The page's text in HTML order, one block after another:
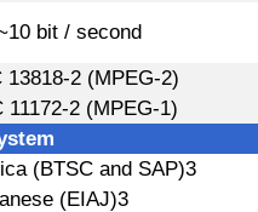
bit / second
13818-2 (MPEG-2)
11172-2 (MPEG-1)
(BTSC and SAP)3
(EIAJ)3